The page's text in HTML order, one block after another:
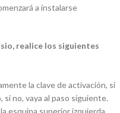
a instalarse
realice los siguientes
la clave de activación, si
si no, vaya al paso siguiente.
esquina superior izquierda